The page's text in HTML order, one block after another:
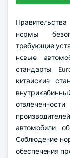
нормы
требующие
новые
стандарты
китайские
автомобили
Соблюдение
обеспечения